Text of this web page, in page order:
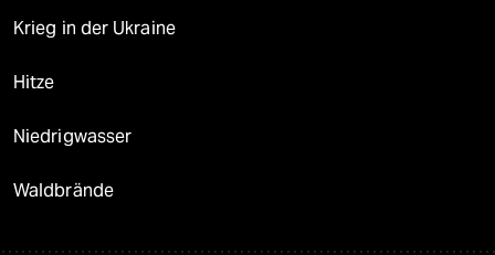
Krieg in der Ukraine
Hitze
Niedrigwasser
Waldbrände